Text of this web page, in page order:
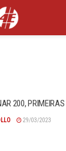
200, PRIMEIRAS
29/03/2023